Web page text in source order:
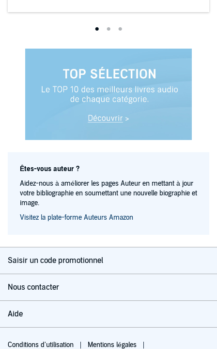
Êtes-vous auteur ?
Aidez-nous à améliorer les pages Auteur en mettant à jour
votre bibliographie en soumettant une nouvelle biographie et
image.
Visitez la plate-forme Auteurs Amazon
Saisir un code promotionnel
Nous contacter
Aide
Conditions d'utilisation Mentions légales